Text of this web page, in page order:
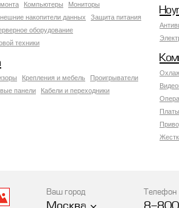
Компьютеры
Мониторы
накопители данных
Защита питания
оборудование
техники
Крепления и мебель
Проигрыватели
панели Кабели и переходники
Ваш город Телефон